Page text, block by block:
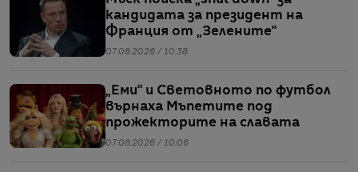
кандидата за президент на
Франция от „Зелените“
07.08.2026 / 10:38
„Еми“ и Световното по футбол
върнаха Мъпетите под
прожекторите на славата
07.08.2026 / 10:06